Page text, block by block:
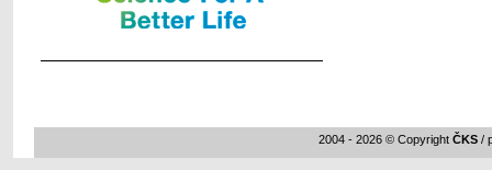
2004 - 2026 © Copyright ČKS /